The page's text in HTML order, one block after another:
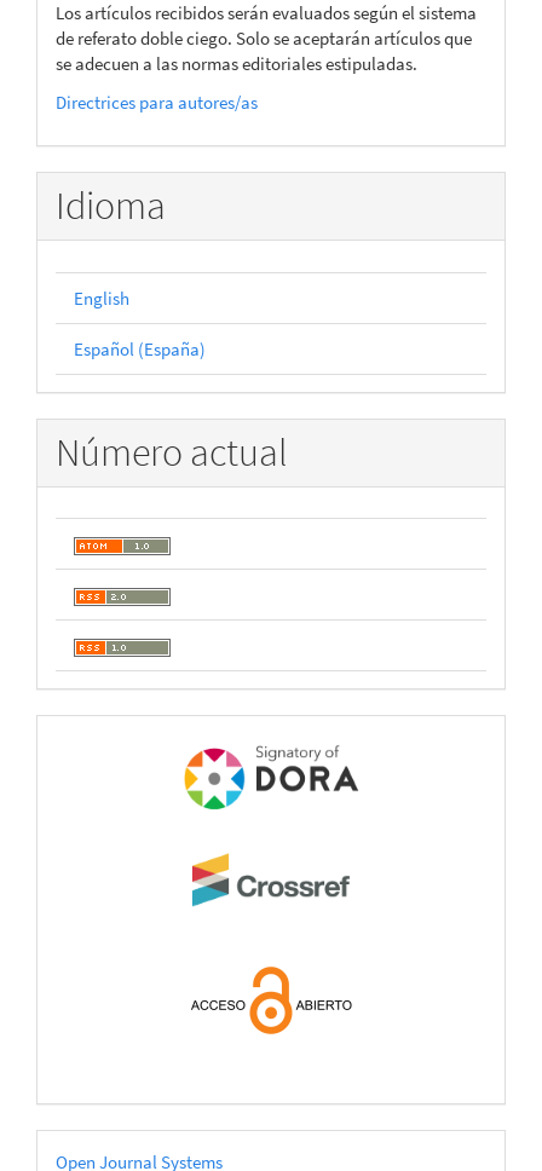
Los artículos recibidos serán evaluados según el sistema
de referato doble ciego. Solo se aceptarán artículos que
se adecuen a las normas editoriales estipuladas.
Directrices para autores/as
Idioma
English
Español (España)
Número actual
Desarrollado
Open Journal Systems